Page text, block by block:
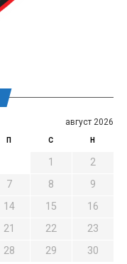
август 2026
П С Н
1
2
7 8
9
14 15
16
21 22
23
28 29 30